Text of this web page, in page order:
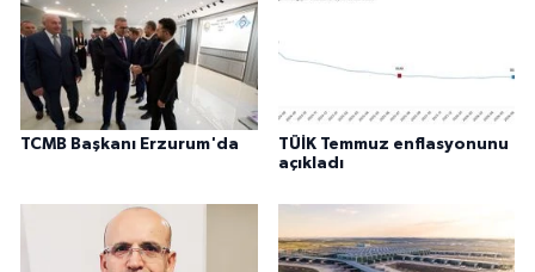
TCMB Başkanı Erzurum'da
TÜİK Temmuz enflasyonunu
açıkladı